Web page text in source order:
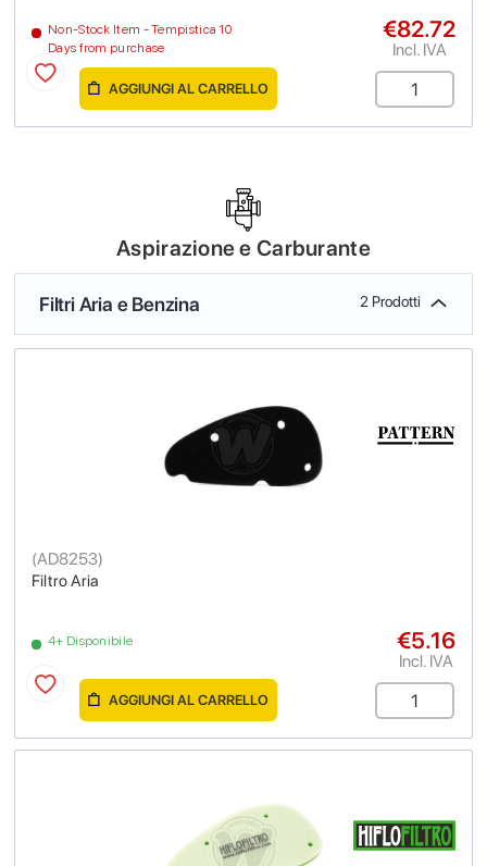
Non-Stock Item - Tempistica 10
Days from purchase
€82.72
Incl. IVA
AGGIUNGI AL CARRELLO
Aspirazione e Carburante
Filtri Aria e Benzina 2 Prodotti
Filtro Aria
(AD8253)
4+ Disponibile €5.16
Incl. IVA
AGGIUNGI AL CARRELLO